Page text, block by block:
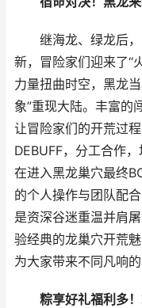
继海龙、绿龙后，
新，冒险家们迎来了
力量扭曲时空，黑龙
象”重现大陆。丰富的
让冒险家们的开荒过
DEBUFF，分工合作
在进入黑龙巢穴最终
的个人操作与团队配
是资深谷迷重温并肩
验经典的龙巢穴开荒
为大家带来不同凡响的
粽享好礼福利多！